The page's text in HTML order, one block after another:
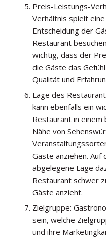
Preis-Leistungs-
Verhältnis spielt
Entscheidung der
Restaurant
wichtig, dass der
die Gäste das
Qualität und
Lage des
kann ebenfalls ein
Restaurant in
Nähe von
Gäste anziehen. Auf
abgelegene Lage
Restaurant schwer
Gäste anzieht.
Zielgruppe:
sein, welche
und ihre